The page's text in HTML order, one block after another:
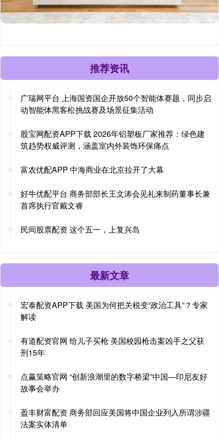
推荐资讯
广瑞网平台 上海国资国企开放50个智能体赛题，同步启
动智能体黑客松挑战赛及场景征集活动
股宝网配资APP下载 2026年铝塑板厂家推荐：绿色建
筑趋势权威评测，涵盖室内外装饰环保痛点
富农优配APP 中海商业在北京拉开了大幕
好牛优配平台 商务部部长王文涛会见礼来制药董事长兼
首席执行官戴文睿
民间股票配资 这个五一，上复兴岛
最新文章
宏泰配资APP下载 美国为何把关税变“政治工具”？专家
解读
有道配资官网 给儿子买枪 美国校园枪击案凶手之父获
刑15年
点赢策略官网 “创新浪潮里的数字桥梁”中国—印尼友好
故事会举办
盈丰财富配资 商务部回应美国将中国企业列入所谓涉疆
法案实体清单